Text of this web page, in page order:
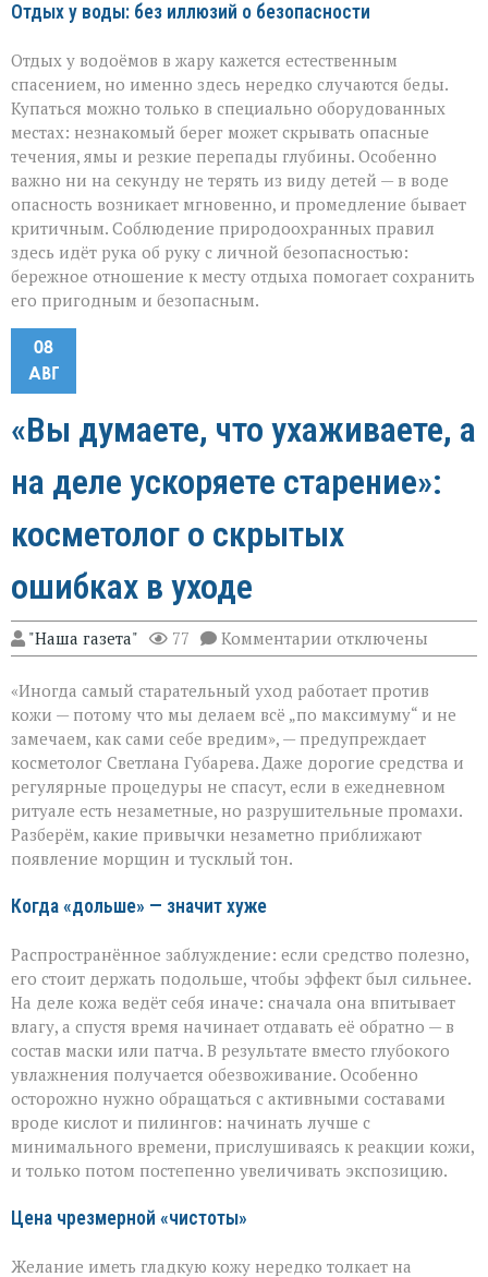
Отдых у воды: без иллюзий о безопасности
Отдых у водоёмов в жару кажется естественным
спасением, но именно здесь нередко случаются беды.
Купаться можно только в специально оборудованных
местах: незнакомый берег может скрывать опасные
течения, ямы и резкие перепады глубины. Особенно
важно ни на секунду не терять из виду детей — в воде
опасность возникает мгновенно, и промедление бывает
критичным. Соблюдение природоохранных правил
здесь идёт рука об руку с личной безопасностью:
бережное отношение к месту отдыха помогает сохранить
его пригодным и безопасным.
08
АВГ
«Вы думаете, что ухаживаете, а
на деле ускоряете старение»:
косметолог о скрытых
ошибках в уходе
"Наша газета" 77 Комментарии к
записи
думаете,
что
ухаживаете,
а
на
деле
ускоряете
старение»:
косметолог
отключены
«Иногда самый старательный уход работает против
кожи — потому что мы делаем всё „по максимуму“ и не
замечаем, как сами себе вредим», — предупреждает
косметолог Светлана Губарева. Даже дорогие средства и
регулярные процедуры не спасут, если в ежедневном
ритуале есть незаметные, но разрушительные промахи.
Разберём, какие привычки незаметно приближают
появление морщин и тусклый тон.
Когда «дольше» — значит хуже
Распространённое заблуждение: если средство полезно,
его стоит держать подольше, чтобы эффект был сильнее.
На деле кожа ведёт себя иначе: сначала она впитывает
влагу, а спустя время начинает отдавать её обратно — в
состав маски или патча. В результате вместо глубокого
увлажнения получается обезвоживание. Особенно
осторожно нужно обращаться с активными составами
вроде кислот и пилингов: начинать лучше с
минимального времени, прислушиваясь к реакции кожи,
и только потом постепенно увеличивать экспозицию.
Цена чрезмерной «чистоты»
Желание иметь гладкую кожу нередко толкает на